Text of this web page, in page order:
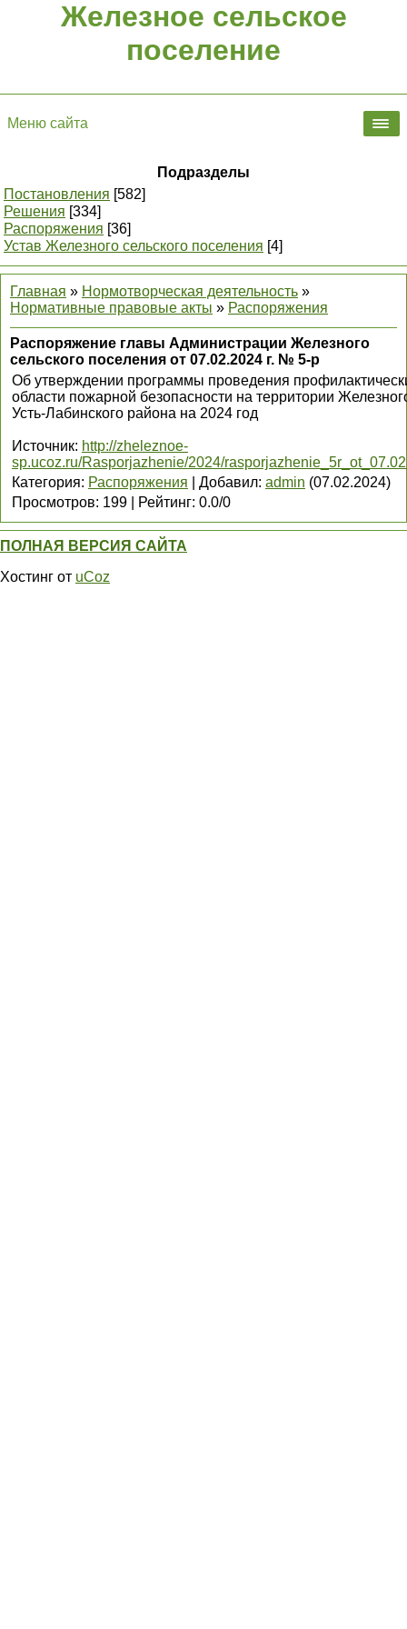
Железное сельское
поселение
Меню сайта
Подразделы
Постановления [582]
Решения [334]
Распоряжения [36]
Устав Железного сельского поселения [4]
Главная » Нормотворческая деятельность »
Нормативные правовые акты » Распоряжения
Распоряжение главы Администрации Железного
сельского поселения от 07.02.2024 г. № 5-р
Об утверждении программы проведения
области пожарной безопасности на территории
Усть-Лабинского района на 2024 год
Источник: http://zheleznoe-
sp.ucoz.ru/Rasporjazhenie/2024/
Категория: Распоряжения Добавил: admin (07.02.2024)
Просмотров: 199 Рейтинг: 0.0/0
ПОЛНАЯ ВЕРСИЯ САЙТА
Хостинг от uCoz